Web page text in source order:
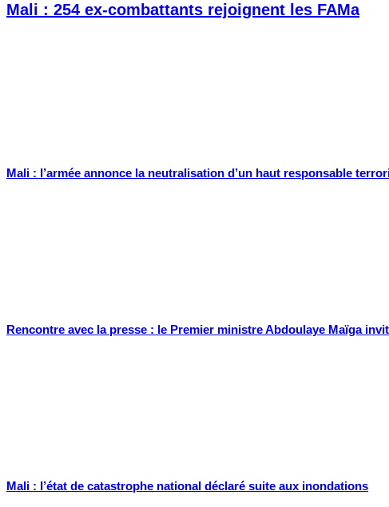
Mali : 254 ex-combattants rejoignent les FAMa
Mali : l’armée annonce la neutralisation d’un haut responsable
Rencontre avec la presse : le Premier ministre Abdoulaye Maïga
Mali : l’état de catastrophe national déclaré suite aux inondations